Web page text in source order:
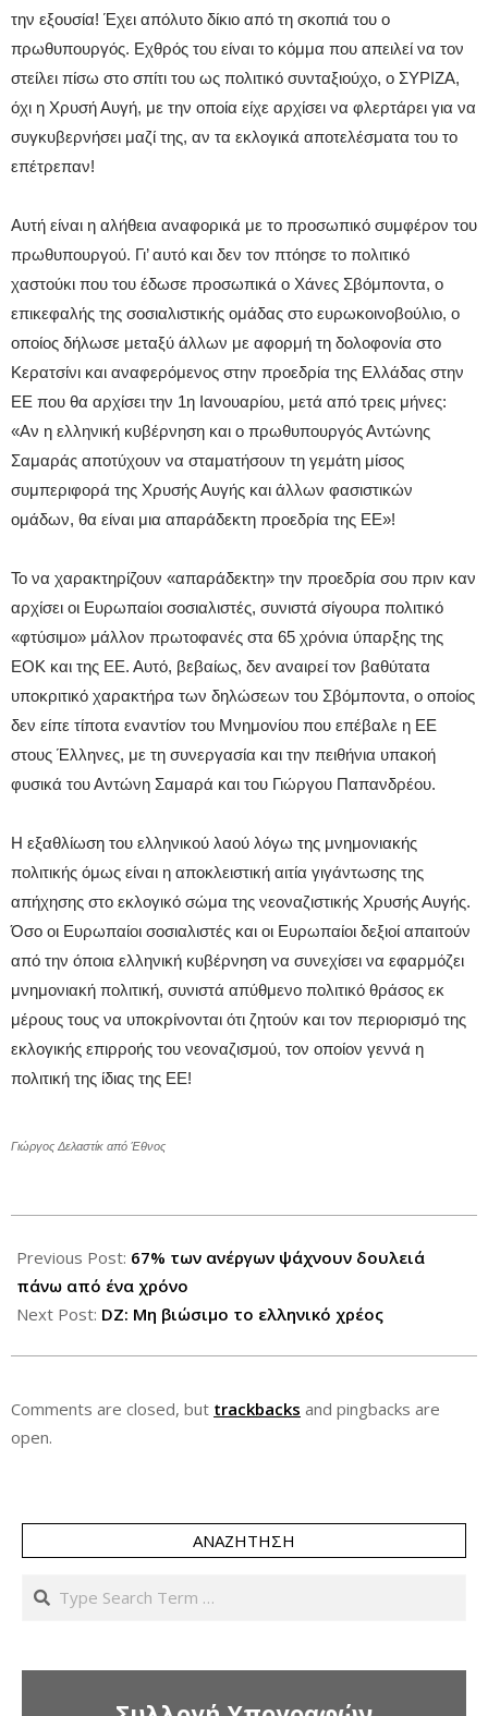
την εξουσία! Έχει απόλυτο δίκιο από τη σκοπιά του ο
πρωθυπουργός. Εχθρός του είναι το κόμμα που απειλεί να τον
στείλει πίσω στο σπίτι του ως πολιτικό συνταξιούχο, ο ΣΥΡΙΖΑ,
όχι η Χρυσή Αυγή, με την οποία είχε αρχίσει να φλερτάρει για να
συγκυβερνήσει μαζί της, αν τα εκλογικά αποτελέσματα του το
επέτρεπαν!
Αυτή είναι η αλήθεια αναφορικά με το προσωπικό συμφέρον του
πρωθυπουργού. Γι’ αυτό και δεν τον πτόησε το πολιτικό
χαστούκι που του έδωσε προσωπικά ο Χάνες Σβόμποντα, ο
επικεφαλής της σοσιαλιστικής ομάδας στο ευρωκοινοβούλιο, ο
οποίος δήλωσε μεταξύ άλλων με αφορμή τη δολοφονία στο
Κερατσίνι και αναφερόμενος στην προεδρία της Ελλάδας στην
ΕΕ που θα αρχίσει την 1η Ιανουαρίου, μετά από τρεις μήνες:
«Αν η ελληνική κυβέρνηση και ο πρωθυπουργός Αντώνης
Σαμαράς αποτύχουν να σταματήσουν τη γεμάτη μίσος
συμπεριφορά της Χρυσής Αυγής και άλλων φασιστικών
ομάδων, θα είναι μια απαράδεκτη προεδρία της ΕΕ»!
Το να χαρακτηρίζουν «απαράδεκτη» την προεδρία σου πριν καν
αρχίσει οι Ευρωπαίοι σοσιαλιστές, συνιστά σίγουρα πολιτικό
«φτύσιμο» μάλλον πρωτοφανές στα 65 χρόνια ύπαρξης της
ΕΟΚ και της ΕΕ. Αυτό, βεβαίως, δεν αναιρεί τον βαθύτατα
υποκριτικό χαρακτήρα των δηλώσεων του Σβόμποντα, ο οποίος
δεν είπε τίποτα εναντίον του Μνημονίου που επέβαλε η ΕΕ
στους Έλληνες, με τη συνεργασία και την πειθήνια υπακοή
φυσικά του Αντώνη Σαμαρά και του Γιώργου Παπανδρέου.
Η εξαθλίωση του ελληνικού λαού λόγω της μνημονιακής
πολιτικής όμως είναι η αποκλειστική αιτία γιγάντωσης της
απήχησης στο εκλογικό σώμα της νεοναζιστικής Χρυσής Αυγής.
Όσο οι Ευρωπαίοι σοσιαλιστές και οι Ευρωπαίοι δεξιοί απαιτούν
από την όποια ελληνική κυβέρνηση να συνεχίσει να εφαρμόζει
μνημονιακή πολιτική, συνιστά απύθμενο πολιτικό θράσος εκ
μέρους τους να υποκρίνονται ότι ζητούν και τον περιορισμό της
εκλογικής επιρροής του νεοναζισμού, τον οποίον γεννά η
πολιτική της ίδιας της ΕΕ!
Γιώργος Δελαστίκ από Έθνος
09-
20
Previous Post: 67% των ανέργων ψάχνουν δουλειά
πάνω από ένα χρόνο
Next Post: DZ: Μη βιώσιμο το ελληνικό χρέος
Comments are closed, but trackbacks and pingbacks are
open.
ΑΝΑΖΉΤΗΣΗ
Search